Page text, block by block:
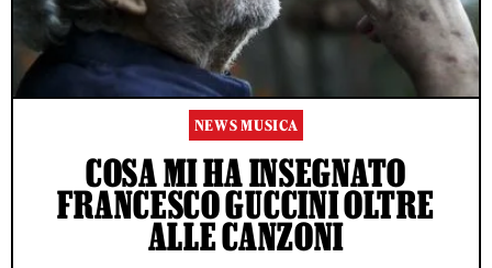
NEWS MUSICA
COSA MI HA INSEGNATO
FRANCESCO GUCCINI OLTRE
ALLE CANZONI